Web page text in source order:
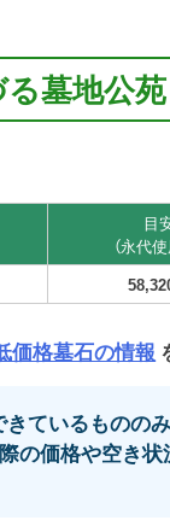
墓地公苑
目
（永代
価格墓石の情報
ているものの
の価格や空き